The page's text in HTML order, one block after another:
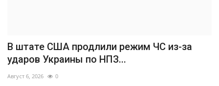
В штате США продлили режим ЧС из-за
ударов Украины по НПЗ...
Август 6, 2026 0